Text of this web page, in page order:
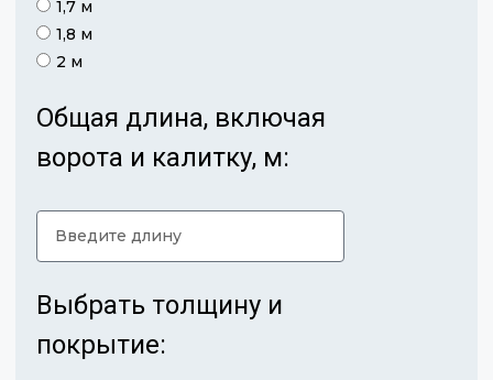
1,7 м
1,8 м
2 м
Общая длина, включая
ворота и калитку, м:
Выбрать толщину и
покрытие: